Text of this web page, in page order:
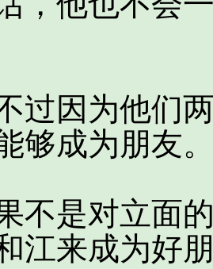
因为他们两
够成为朋友
是对立面的
江来成为好